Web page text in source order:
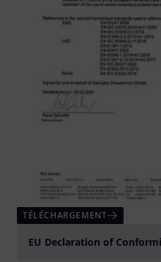
TÉLÉCHARGEMENT
EU Declaration of